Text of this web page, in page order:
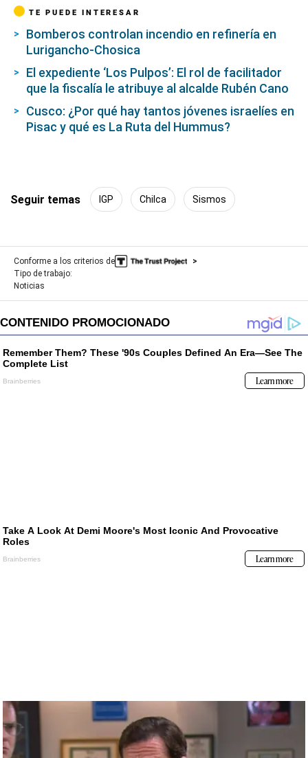
TE PUEDE INTERESAR
Bomberos controlan incendio en refinería en
Lurigancho-Chosica
El expediente ‘Los Pulpos’: El rol de facilitador
que la fiscalía le atribuye al alcalde Rubén Cano
Cusco: ¿Por qué hay tantos jóvenes israelíes en
Pisac y qué es La Ruta del Hummus?
Seguir temas IGP Chilca Sismos
Conforme a los criterios de
Tipo de trabajo:
Noticias